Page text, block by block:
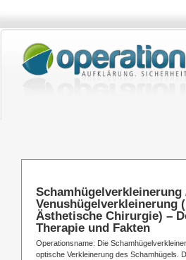
springen
Schamhügelverkleinerung
Venushügelverkleinerung
Ästhetische Chirurgie) –
Therapie und Fakten
Operationsname: Die
optische Verkleinerung des Schamhügels.